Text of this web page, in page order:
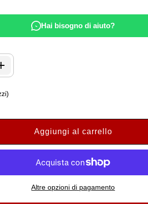
Hai bisogno di aiuto?
Aggiungi al carrello
Altre opzioni di pagamento